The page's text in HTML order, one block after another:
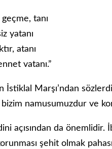
tanı
yatanı
atanı
vatanı.”
Marşı’ndan
namusumuzdur ve
açısından da önemlidir.
şehit olmak